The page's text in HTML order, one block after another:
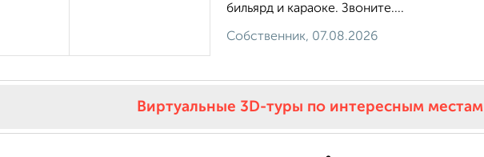
бильярд и караоке. Звоните....
Собственник, 07.08.2026
Виртуальные 3D-туры по интересным местам